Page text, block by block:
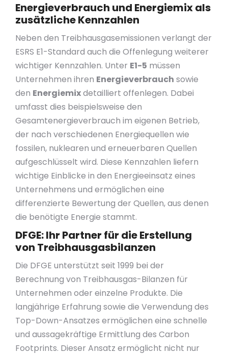
Energieverbrauch und Energiemix als
zusätzliche Kennzahlen
Neben den Treibhausgasemissionen verlangt der
ESRS E1-Standard auch die Offenlegung weiterer
wichtiger Kennzahlen. Unter E1-5 müssen
Unternehmen ihren Energieverbrauch sowie
den Energiemixdetailliert offenlegen. Dabei
umfasst dies beispielsweise den
Gesamtenergieverbrauch im eigenen Betrieb,
der nach verschiedenen Energiequellen wie
fossilen, nuklearen und erneuerbaren Quellen
aufgeschlüsselt wird. Diese Kennzahlen liefern
wichtige Einblicke in den Energieeinsatz eines
Unternehmens und ermöglichen eine
differenzierte Bewertung der Quellen, aus denen
die benötigte Energie stammt.
DFGE: Ihr Partner für die Erstellung
von Treibhausgasbilanzen
Die DFGE unterstützt seit 1999 bei der
Berechnung von Treibhausgas-Bilanzen für
Unternehmen oder einzelne Produkte. Die
langjährige Erfahrung sowie die Verwendung des
Top-Down-Ansatzes ermöglichen eine schnelle
und aussagekräftige Ermittlung des Carbon
Footprints. Dieser Ansatz ermöglicht nicht nur